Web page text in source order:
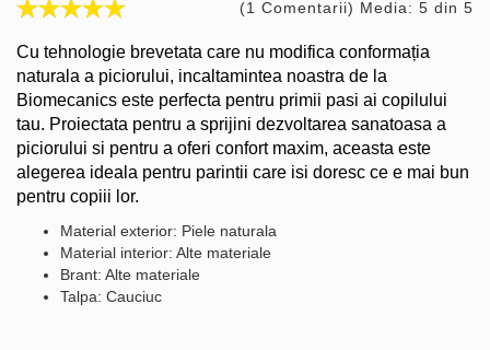
(1 Comentarii) Media: 5 din 5
Cu tehnologie brevetata care nu modifica conformația
naturala a piciorului, incaltamintea noastra de la
Biomecanics este perfecta pentru primii pasi ai copilului
tau. Proiectata pentru a sprijini dezvoltarea sanatoasa a
piciorului si pentru a oferi confort maxim, aceasta este
alegerea ideala pentru parintii care isi doresc ce e mai bun
pentru copiii lor.
Material exterior: Piele naturala
Material interior: Alte materiale
Brant: Alte materiale
Talpa: Cauciuc